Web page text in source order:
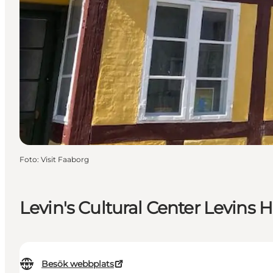
Levin's Cultural Center Levins
Besök webbplats
Foto: Visit Faaborg